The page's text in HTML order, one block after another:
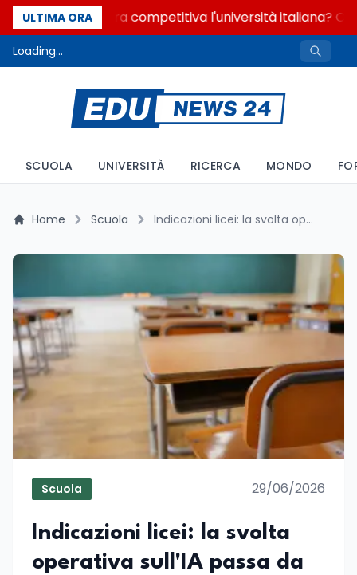
ULTIMA ORA
Quanto è ancora competitiva l'università italiana?
Loading...
SCUOLA UNIVERSITÀ RICERCA MONDO
Home Scuola Indicazioni licei: la svolta operativa sull'IA passa da DigComp 3.0
Scuola 29/06/2026
Indicazioni licei: la svolta
operativa sull'IA passa da